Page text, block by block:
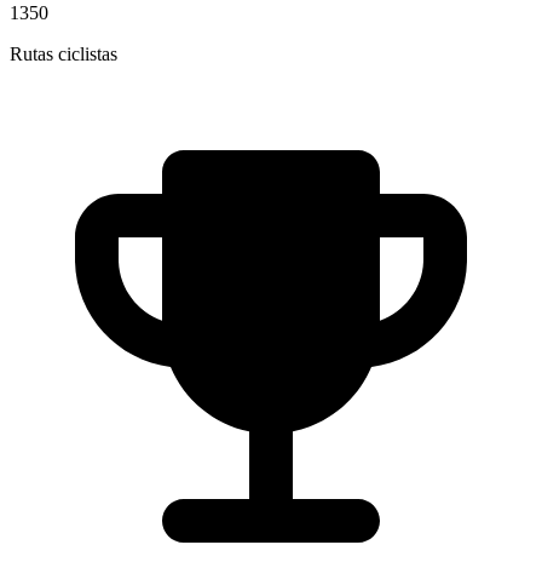
1350
Rutas ciclistas